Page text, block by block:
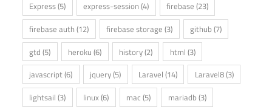
Express(5) express-session (4) firebase (23)
firebase auth (12) firebase storage (3) github (7)
gtd (5) heroku (6) history(2) html (3)
javascript(6) jquery(5) Laravel (14) Laravel8(3)
lightsail (3) linux(6) mac (5) mariadb (3)